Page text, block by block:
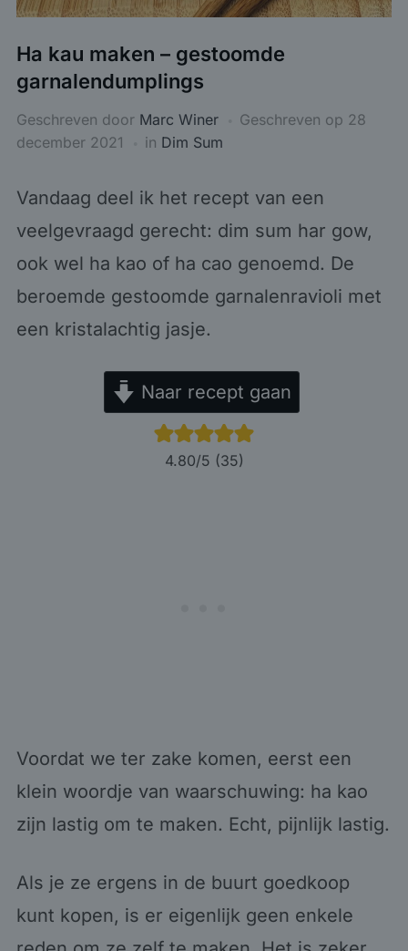
Ha kau maken – gestoomde
garnalendumplings
Geschreven door Marc Winer Geschreven op 28
december 2021
in Dim Sum
Vandaag deel ik het recept van een
veelgevraagd gerecht: dim sum har gow,
ook wel ha kao of ha cao genoemd. De
beroemde gestoomde garnalenravioli met
een kristalachtig jasje.
Naar recept gaan
4.80/5 (35)
Voordat we ter zake komen, eerst een
klein woordje van waarschuwing: ha kao
zijn lastig om te maken. Echt, pijnlijk lastig.
Als je ze ergens in de buurt goedkoop
kunt kopen, is er eigenlijk geen enkele